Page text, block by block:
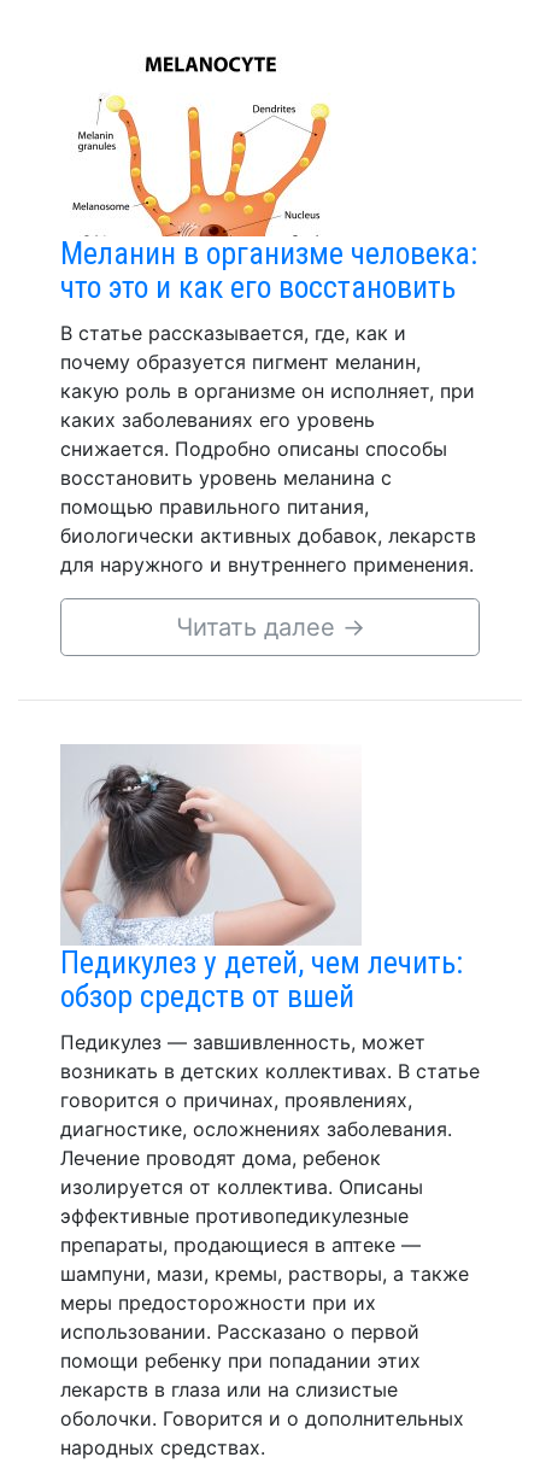
Меланин в организме человека:
что это и как его восстановить
В статье рассказывается, где, как и
почему образуется пигмент меланин,
какую роль в организме он исполняет, при
каких заболеваниях его уровень
снижается. Подробно описаны способы
восстановить уровень меланина с
помощью правильного питания,
биологически активных добавок, лекарств
для наружного и внутреннего применения.
Читать далее →
Педикулез у детей, чем лечить:
обзор средств от вшей
Педикулез — завшивленность, может
возникать в детских коллективах. В статье
говорится о причинах, проявлениях,
диагностике, осложнениях заболевания.
Лечение проводят дома, ребенок
изолируется от коллектива. Описаны
эффективные противопедикулезные
препараты, продающиеся в аптеке —
шампуни, мази, кремы, растворы, а также
меры предосторожности при их
использовании. Рассказано о первой
помощи ребенку при попадании этих
лекарств в глаза или на слизистые
оболочки. Говорится и о дополнительных
народных средствах.